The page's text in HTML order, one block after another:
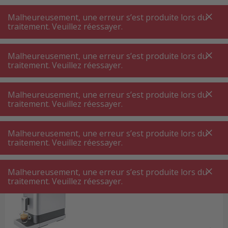
A +++
A+++
A +++
A+++
MyPost
MyPost
MENU RECHERCHE
Page d'accueil Petit électroménager cuisine
Petit électroménager cuisine
Vous recherchez des appareils de cuisine de
haute qualité, abordables et avec une excellente
qualité ? Alors nettoshop.ch est le bon endroit
pour vous ! Nous proposons des produits de
marque avec un rapport qualité-prix équitable.
Choisissez parmi notre large offre et trouvez les
appareils de cuisine qui vous conviennent.
Profitez de nos offres récurrentes et obtenez vos
Machines à café ⋅ théières
Malheureusement, une erreur s’est produite lors du
traitement. Veuillez réessayer.
Malheureusement, une erreur s’est produite lors du
traitement. Veuillez réessayer.
Malheureusement, une erreur s’est produite lors du
traitement. Veuillez réessayer.
Malheureusement, une erreur s’est produite lors du
traitement. Veuillez réessayer.
Malheureusement, une erreur s’est produite lors du
traitement. Veuillez réessayer.